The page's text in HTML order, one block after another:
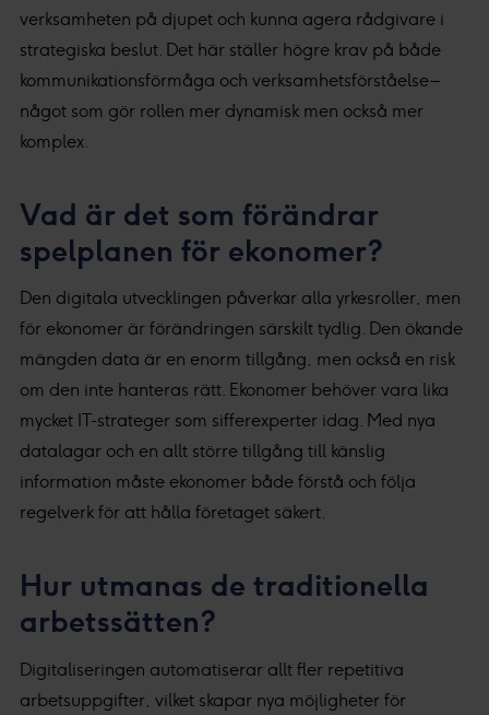
verksamheten på djupet och kunna agera rådgivare i
strategiska beslut. Det här ställer högre krav på både
kommunikationsförmåga och verksamhetsförståelse –
något som gör rollen mer dynamisk men också mer
komplex.
Vad är det som förändrar
spelplanen för ekonomer?
Den digitala utvecklingen påverkar alla yrkesroller, men
för ekonomer är förändringen särskilt tydlig. Den ökande
mängden data är en enorm tillgång, men också en risk
om den inte hanteras rätt. Ekonomer behöver vara lika
mycket IT-strateger som sifferexperter idag. Med nya
datalagar och en allt större tillgång till känslig
information måste ekonomer både förstå och följa
regelverk för att hålla företaget säkert.
Hur utmanas de traditionella
arbetssätten?
Digitaliseringen automatiserar allt fler repetitiva
arbetsuppgifter, vilket skapar nya möjligheter för